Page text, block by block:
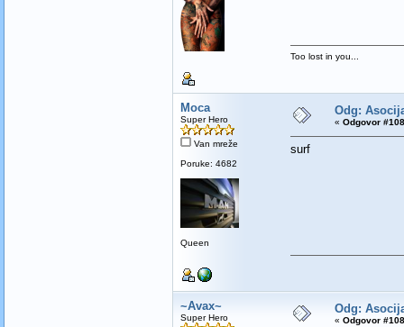
Too lost in you...
Moca
Super Hero
Van mreže
Poruke: 4682
Queen
Odg:
« Odgovor
surf
~Avax~
Super Hero
Odg:
« Odgovor